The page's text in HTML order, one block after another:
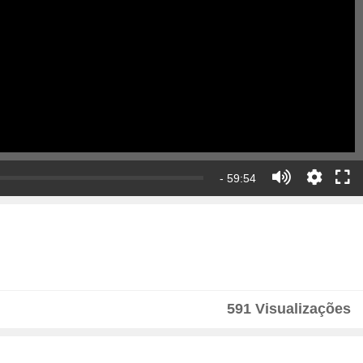
- 59:54
591 Visualizações